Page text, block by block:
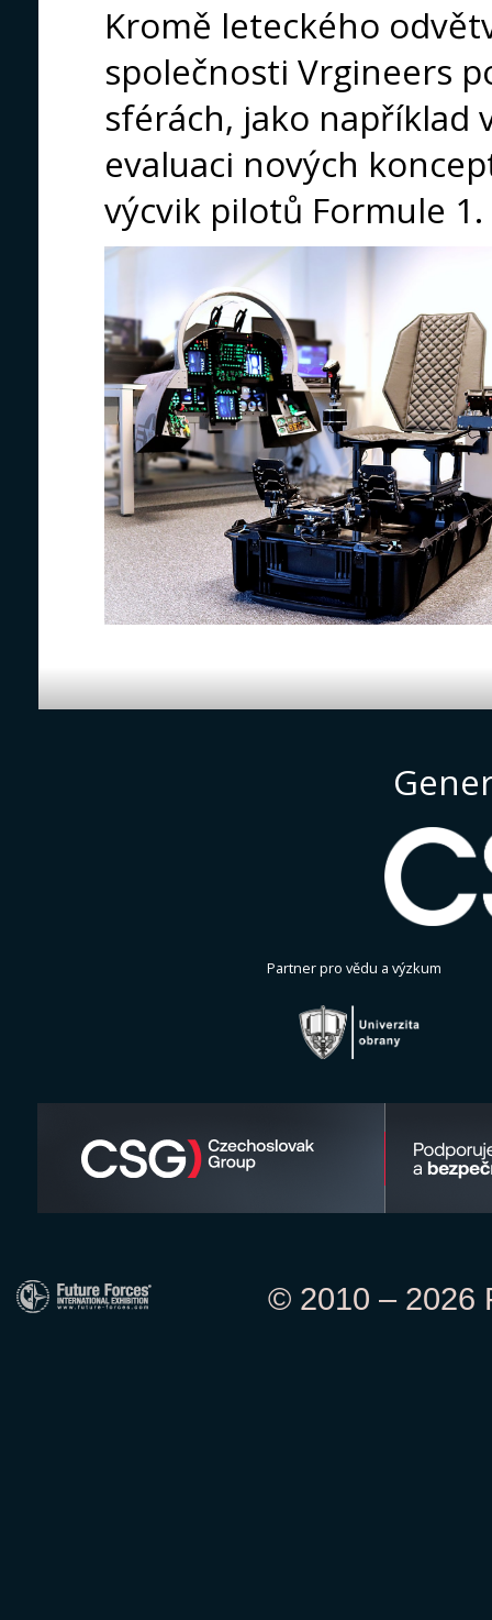
Kromě leteckého
společnosti Vrgineers
sférách, jako například
evaluaci nových
výcvik pilotů Formule 1.
Partner pro vědu a výzkum
© 2010 – 2026